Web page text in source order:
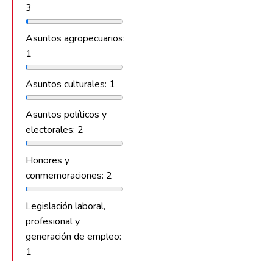
3
Asuntos agropecuarios:
1
Asuntos culturales: 1
Asuntos políticos y
electorales: 2
Honores y
conmemoraciones: 2
Legislación laboral,
profesional y
generación de empleo:
1